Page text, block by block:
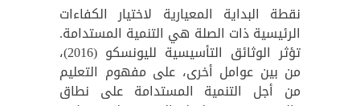
نقطة البداية المعيارية لاختيار الكفاءات
الرئيسية ذات الصلة هي التنمية المستدامة.
تؤثر الوثائق التأسيسية لليونسكو (2016)،
من بين عوامل أخرى، على مفهوم التعليم
من أجل التنمية المستدامة على نطاق